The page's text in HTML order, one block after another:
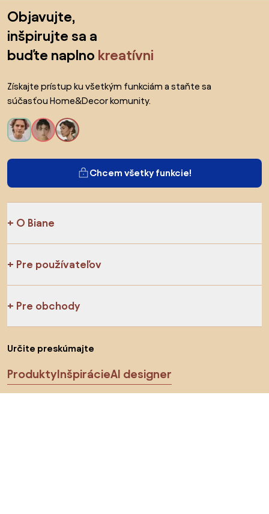
Objavujte,
inšpirujte sa a
buďte naplno kreatívni
Získajte prístup ku všetkým funkciám a staňte sa
súčasťou Home&Decor komunity.
Chcem všetky funkcie!
O Biane
Pre používateľov
Pre obchody
Určite preskúmajte
ProduktyInšpirácieAI designer